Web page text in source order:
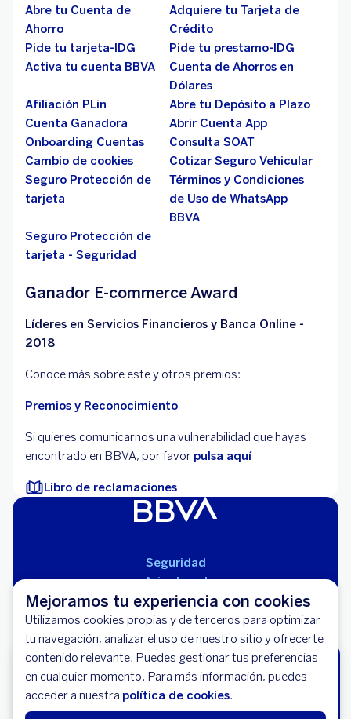
Mejoramos tu experiencia con cookies
Utilizamos cookies propias y de terceros para optimizar
tu navegación, analizar el uso de nuestro sitio y ofrecerte
contenido relevante. Puedes gestionar tus preferencias
en cualquier momento. Para más información, puedes
acceder a nuestra política de cookies.
¡Tu auto seguro, tú sin estrés!
No dejes tu tranquilidad al azar. Asegura tu vehículo
hoy y maneja con respaldo total 24/7.
Abre tu Cuenta de
Ahorro
Adquiere tu Tarjeta de
Crédito
Pide tu tarjeta-IDG
Pide tu prestamo-IDG
Activa tu cuenta BBVA
Cuenta de Ahorros en
Dólares
Afiliación PLin
Abre tu Depósito a Plazo
Cuenta Ganadora
Abrir Cuenta App
Onboarding Cuentas
Consulta SOAT
Cambio de cookies
Cotizar Seguro Vehicular
Seguro Protección de
tarjeta
Términos y Condiciones
de Uso de WhatsApp
BBVA
Seguro Protección de
tarjeta - Seguridad
Ganador E-commerce Award
Líderes en Servicios Financieros y Banca Online -
2018
Conoce más sobre este y otros premios:
Premios y Reconocimiento
Si quieres comunicarnos una vulnerabilidad que hayas
encontrado en BBVA, por favor pulsa aquí
Libro de reclamaciones
Seguridad
Aviso Legal
Cláusulas Generales de Contratación
Mapa del Sitio
Libro de Reclamaciones
Llámanos (01) 595-0000
Banco BBVA Perú - RUC 20100130204
Av. República de Panamá 3055 - San Isidro